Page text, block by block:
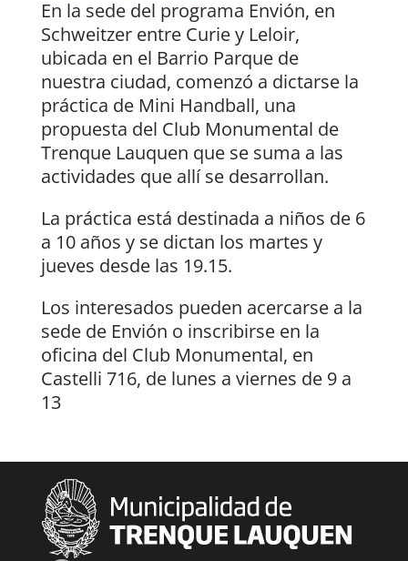
En la sede del programa Envión, en
Schweitzer entre Curie y Leloir,
ubicada en el Barrio Parque de
nuestra ciudad, comenzó a dictarse la
práctica de Mini Handball, una
propuesta del Club Monumental de
Trenque Lauquen que se suma a las
actividades que allí se desarrollan.
La práctica está destinada a niños de 6
a 10 años y se dictan los martes y
jueves desde las 19.15.
Los interesados pueden acercarse a la
sede de Envión o inscribirse en la
oficina del Club Monumental, en
Castelli 716, de lunes a viernes de 9 a
13